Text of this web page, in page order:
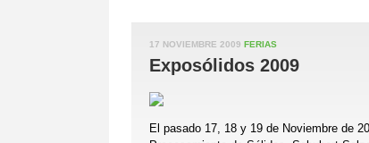
17 NOVIEMBRE 2009 FERIAS
Exposólidos 2009
El pasado 17, 18 y 19 de Noviembre de